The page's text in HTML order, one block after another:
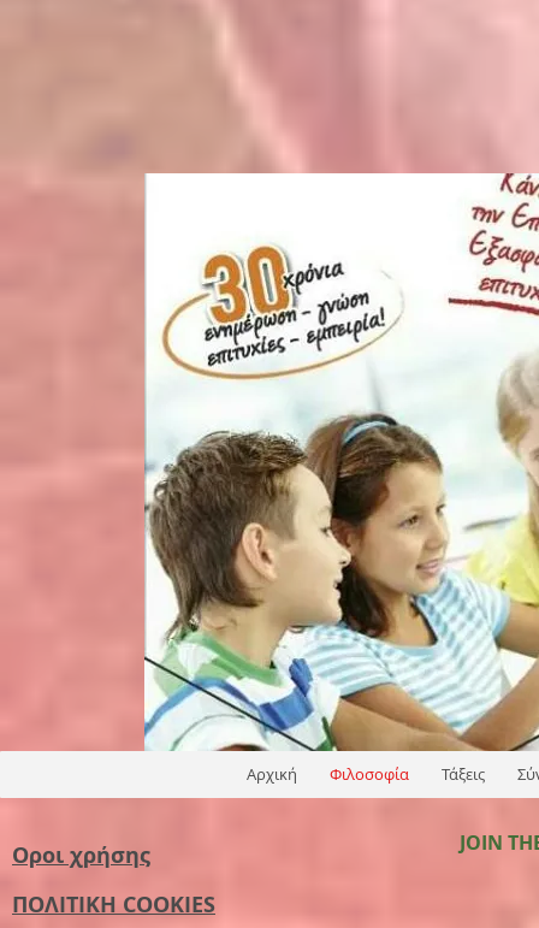
Αρχική Φιλοσοφία Τάξεις
Οροι χρήσης
ΠΟΛΙΤΙΚΗ COOKIES
JOIN